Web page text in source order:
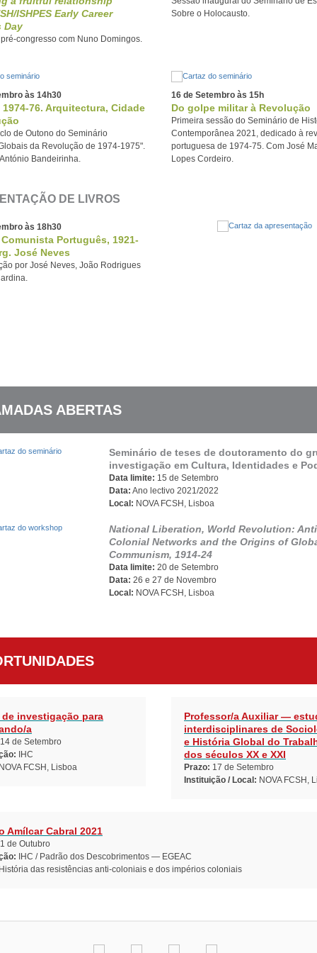
ISHPES Early Career
Day
congresso com Nuno Domingos.
Sobre o Holocausto.
às 14h30
76. Arquitectura, Cidade
de Outono do Seminário
da Revolução de 1974-1975".
Bandeirinha.
16 de Setembro às 15h
Do golpe militar à Revolução
Primeira sessão do Seminário de
Contemporânea 2021, dedicado à
portuguesa de 1974-75. Com José
Lopes Cordeiro.
DE LIVROS
às 18h30
Português, 1921-
José Neves
por José Neves, João Rodrigues
ABERTAS
Seminário de teses de doutoramento do
investigação em Cultura, Identidades e
Data limite: 15 de Setembro
Data: Ano lectivo 2021/2022
Local: NOVA FCSH, Lisboa
National Liberation, World Revolution:
Colonial Networks and the Origins of
Communism, 1914-24
Data limite: 20 de Setembro
Data: 26 e 27 de Novembro
Local: NOVA FCSH, Lisboa
investigação para
a
de Setembro
IHC
FCSH, Lisboa
Professor/a Auxiliar —
interdisciplinares de
e História Global do
dos séculos XX e XXI
Prazo: 17 de Setembro
Instituição / Local: NOVA FCSH,
Amílcar Cabral 2021
de Outubro
IHC / Padrão dos Descobrimentos — EGEAC
das resistências anti-coloniais e dos impérios coloniais